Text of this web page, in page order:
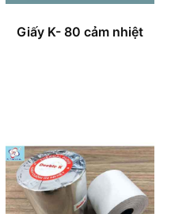
Giấy K- 80 cảm nhiệt